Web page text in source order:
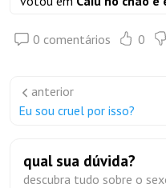
0 comentários 0
anterior
Eu sou cruel por isso?
qual sua dúvida?
descubra tudo sobre o